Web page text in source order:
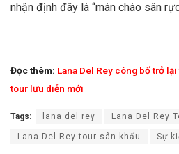
nhận định đây là “màn chào sân
Đọc thêm: Lana Del Rey công bố trở
tour lưu diễn mới
Tags: lana del rey Lana Del Rey
Lana Del Rey tour sân khấu Sự